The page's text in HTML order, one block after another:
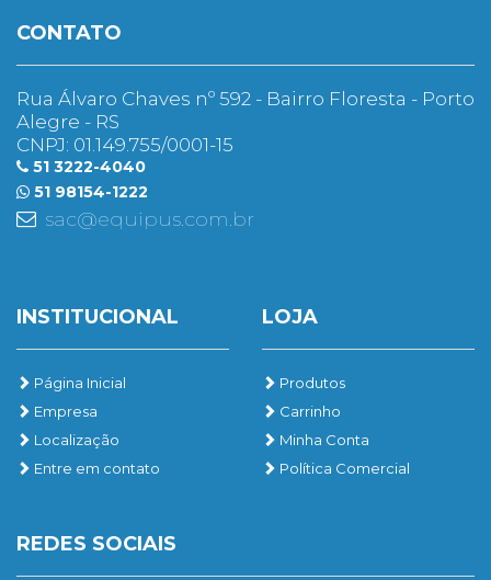
CONTATO
Rua Álvaro Chaves nº 592 - Bairro Floresta - Porto
Alegre - RS
CNPJ: 01.149.755/0001-15
51 3222-4040
51 98154-1222
sac@equipus.com.br
INSTITUCIONAL
Página Inicial
Empresa
Localização
Entre em contato
LOJA
Produtos
Carrinho
Minha Conta
Política Comercial
REDES SOCIAIS